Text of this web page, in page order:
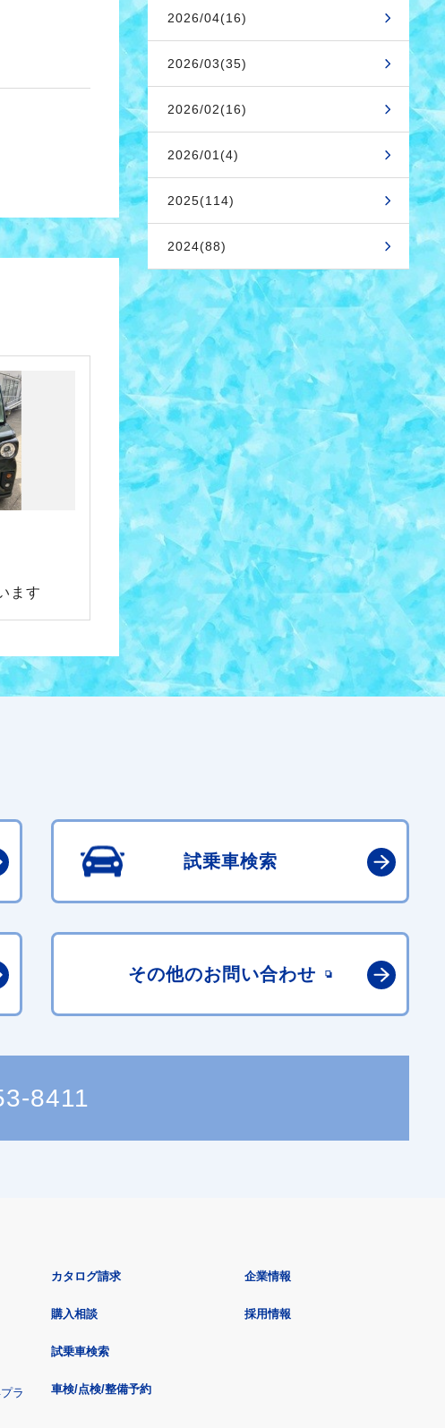
ます
2026/04(16)
2026/03(35)
2026/02(16)
2026/01(4)
2025(114)
2024(88)
試乗車検索
その他のお問い合わせ
8411
ラ
カタログ請求
購入相談
試乗車検索
車検/点検/整備予約
企業情報
採用情報